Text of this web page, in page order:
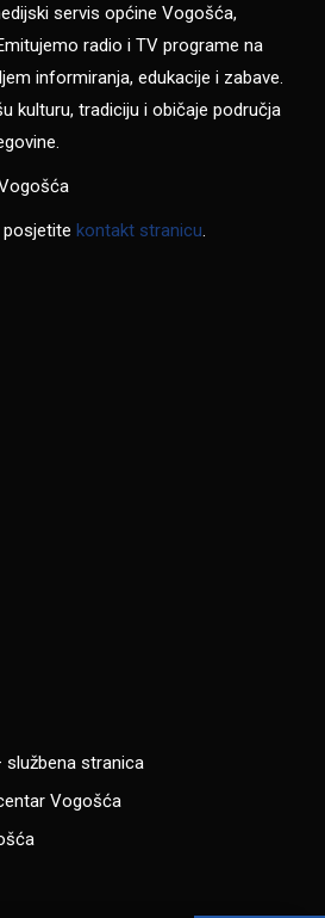
servis općine Vogošća,
radio i TV programe na
informiranja, edukacije i zabave.
kulturu, tradiciju i običaje područja
kontakt stranicu
stranica
Vogošća